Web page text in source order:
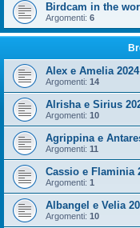
Birdcam in the
Argomenti: 6
Alex e Amelia 2024
Argomenti: 14
Alrisha e Sirius
Argomenti: 10
Agrippina e
Argomenti: 11
Cassio e Flaminia
Argomenti: 1
Albangel e Velia
Argomenti: 10